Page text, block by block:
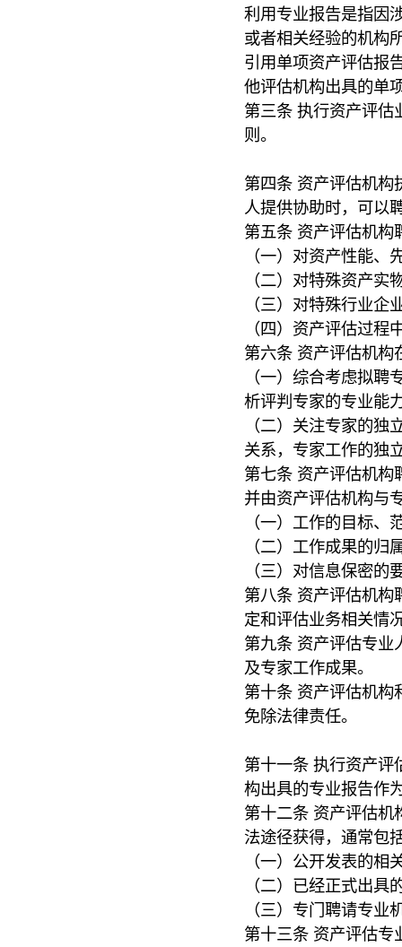
利用专业报告是指因
或者相关经验的机构
引用单项资产评估报
他评估机构出具的单
第三条 执行资产评估
则。
第四条 资产评估机构
人提供协助时，可以
第五条 资产评估机构
（一）对资产性能、
（二）对特殊资产实
（三）对特殊行业企
（四）资产评估过程
第六条 资产评估机构
（一）综合考虑拟
析评判专家的专业能
（二）关注专家的
关系，专家工作的独
第七条 资产评估机构
并由资产评估机构与
（一）工作的目标、
（二）工作成果的归
（三）对信息保密的
第八条 资产评估机构
定和评估业务相关情
第九条 资产评估专业
及专家工作成果。
第十条 资产评估机构
免除法律责任。
第十一条 执行资产评
构出具的专业报告作
第十二条 资产评估机
法途径获得，通常包
（一）公开发表的相
（二）已经正式出具
（三）专门聘请专业
第十三条 资产评估专